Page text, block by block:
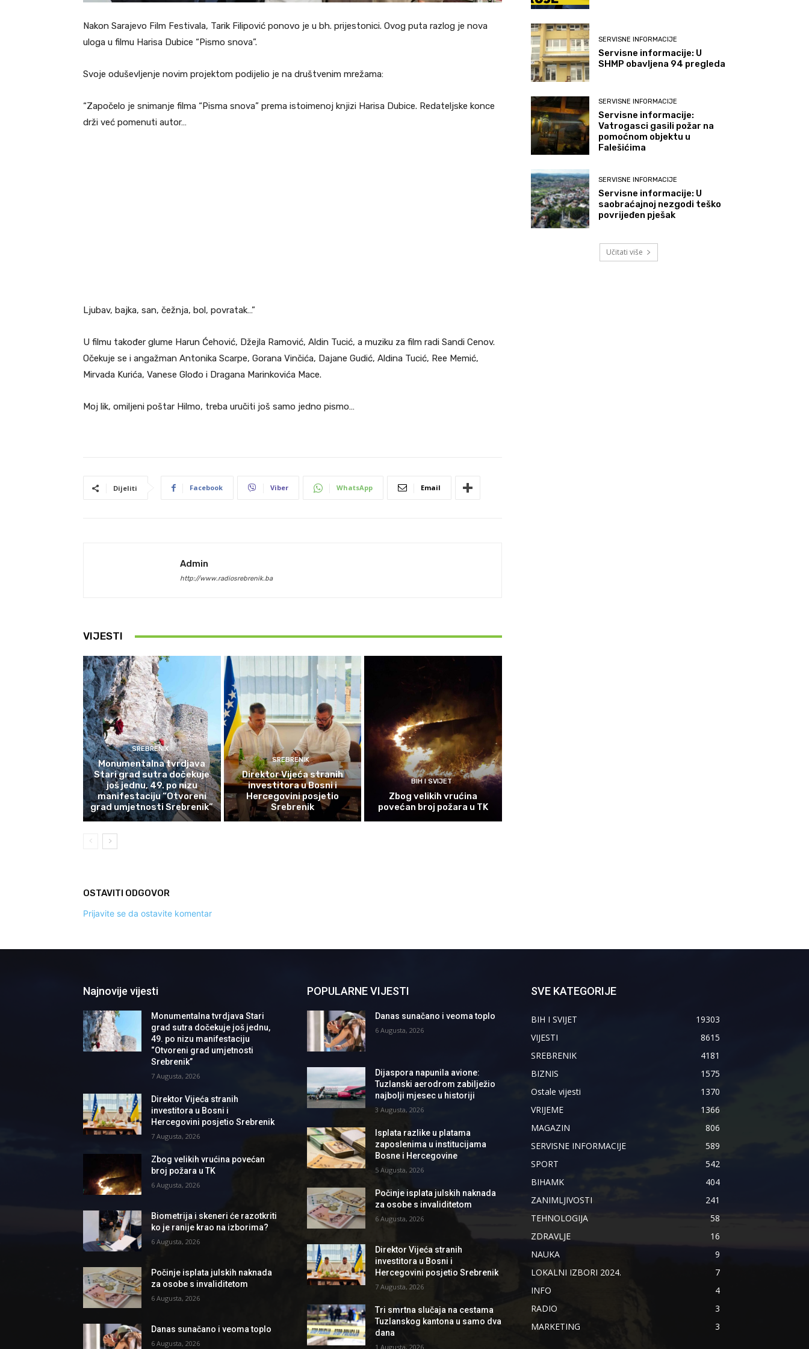
Nakon Sarajevo Film Festivala, Tarik Filipović ponovo je u bh. prijestonici. Ovog puta razlog je nova
uloga u filmu Harisa Dubice “Pismo snova”.
Svoje oduševljenje novim projektom podijelio je na društvenim mrežama:
“Započelo je snimanje filma “Pisma snova” prema istoimenoj knjizi Harisa Dubice. Redateljske konce
drži već pomenuti autor…
Ljubav, bajka, san, čežnja, bol, povratak…”
U filmu također glume Harun Ćehović, Džejla Ramović, Aldin Tucić, a muziku za film radi Sandi Cenov.
Očekuje se i angažman Antonika Scarpe, Gorana Vinčića, Dajane Gudić, Aldina Tucić, Ree Memić,
Mirvada Kurića, Vanese Glođo i Dragana Marinkovića Mace.
Moj lik, omiljeni poštar Hilmo, treba uručiti još samo jedno pismo…
Dijeliti Facebook Viber WhatsApp Email
Admin
http://www.radiosrebrenik.ba
VIJESTI
SREBRENIK
Monumentalna tvrdjava
Stari grad sutra dočekuje
još jednu, 49. po nizu
manifestaciju “Otvoreni
grad umjetnosti Srebrenik”
SREBRENIK
Direktor Vijeća stranih
investitora u Bosni i
Hercegovini posjetio
Srebrenik
BIH I SVIJET
Zbog velikih vrućina
povećan broj požara u TK
OSTAVITI ODGOVOR
Prijavite se da ostavite komentar
SERVISNE INFORMACIJE
Servisne informacije: U
SHMP obavljena 94 pregleda
SERVISNE INFORMACIJE
Servisne informacije:
Vatrogasci gasili požar na
pomoćnom objektu u
Falešićima
SERVISNE INFORMACIJE
Servisne informacije: U
saobraćajnoj nezgodi teško
povrijeđen pješak
Učitati više
Najnovije vijesti
Monumentalna tvrdjava Stari
grad sutra dočekuje još jednu,
49. po nizu manifestaciju
“Otvoreni grad umjetnosti
Srebrenik”
7 Augusta, 2026
Direktor Vijeća stranih
investitora u Bosni i
Hercegovini posjetio Srebrenik
7 Augusta, 2026
Zbog velikih vrućina povećan
broj požara u TK
6 Augusta, 2026
Biometrija i skeneri će razotkriti
ko je ranije krao na izborima?
6 Augusta, 2026
Počinje isplata julskih naknada
za osobe s invaliditetom
6 Augusta, 2026
Danas sunačano i veoma toplo
6 Augusta, 2026
POPULARNE VIJESTI
Danas sunačano i veoma toplo
6 Augusta, 2026
Dijaspora napunila avione:
Tuzlanski aerodrom zabilježio
najbolji mjesec u historiji
3 Augusta, 2026
Isplata razlike u platama
zaposlenima u institucijama
Bosne i Hercegovine
5 Augusta, 2026
Počinje isplata julskih naknada
za osobe s invaliditetom
6 Augusta, 2026
Direktor Vijeća stranih
investitora u Bosni i
Hercegovini posjetio Srebrenik
7 Augusta, 2026
Tri smrtna slučaja na cestama
Tuzlanskog kantona u samo dva
dana
1 Augusta, 2026
SVE KATEGORIJE
BIH I SVIJET
19303
VIJESTI
8615
SREBRENIK
4181
BIZNIS
1575
Ostale vijesti
1370
VRIJEME
1366
MAGAZIN
806
SERVISNE INFORMACIJE
589
SPORT
542
BIHAMK
404
ZANIMLJIVOSTI
241
TEHNOLOGIJA
58
ZDRAVLJE
16
NAUKA
9
LOKALNI IZBORI 2024.
7
INFO
4
RADIO
3
MARKETING
3